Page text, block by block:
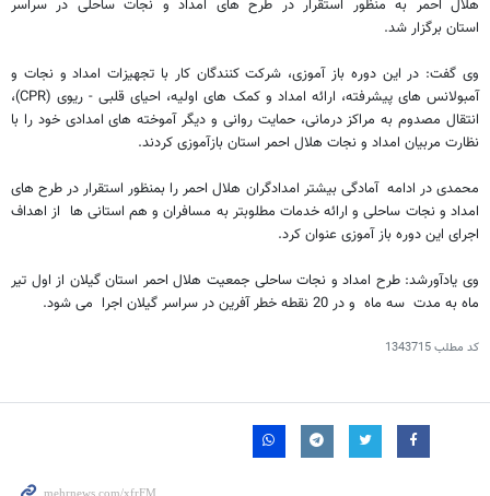
هلال احمر به منظور استقرار در طرح های امداد و نجات ساحلی در سراسر
استان برگزار شد.
وی گفت: در این دوره باز آموزی، شرکت کنندگان کار با تجهیزات امداد و نجات و
آمبولانس های پیشرفته، ارائه امداد و کمک های اولیه، احیای قلبی - ریوی (CPR)،
انتقال مصدوم به مراکز درمانی، حمایت روانی و دیگر آموخته های امدادی خود را با
نظارت مربیان امداد و نجات هلال احمر استان بازآموزی کردند.
محمدی در ادامه آمادگی بیشتر امدادگران هلال احمر را بمنظور استقرار در طرح های
امداد و نجات ساحلی و ارائه خدمات مطلوبتر به مسافران و هم استانی ها از اهداف
اجرای این دوره باز آموزی عنوان کرد.
وی یادآورشد: طرح امداد و نجات ساحلی جمعیت هلال احمر استان گیلان از اول تیر
ماه به مدت سه ماه و در 20 نقطه خطر آفرین در سراسر گیلان اجرا می شود.
کد مطلب1343715